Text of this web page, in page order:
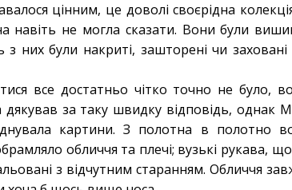
цінним, це доволі своєрідна
навіть не могла сказати. Вони були
з них були накриті, зашторені чи
все достатньо чітко точно не було,
дякував за таку швидку відповідь, однак
картини. З полотна в полотно
обличчя та плечі; вузькі рукава,
з відчутним старанням. Обличчя